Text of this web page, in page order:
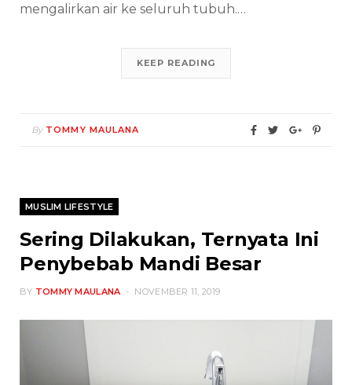
mengalirkan air ke seluruh tubuh.…
KEEP READING
By TOMMY MAULANA
MUSLIM LIFESTYLE
Sering Dilakukan, Ternyata Ini
Penybebab Mandi Besar
BY TOMMY MAULANA NOVEMBER 11, 2019